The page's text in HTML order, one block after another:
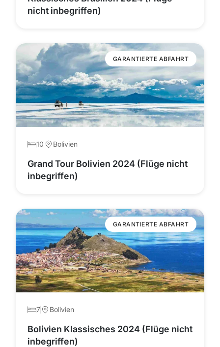
nicht inbegriffen)
GARANTIERTE ABFAHRT
10 Bolivien
Grand Tour Bolivien 2024 (Flüge nicht
inbegriffen)
GARANTIERTE ABFAHRT
7 Bolivien
Bolivien Klassisches 2024 (Flüge nicht
inbegriffen)